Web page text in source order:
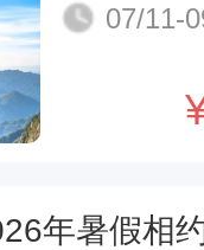
07/11-
云南大理 丽江古城